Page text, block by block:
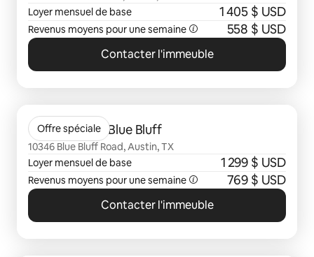
Loyer mensuel de base
1 405 $ USD
Revenus moyens pour une semaine 558 $ USD
Contacter l'immeuble
Offre spéciale
Citizen House Blue Bluff
10346 Blue Bluff Road, Austin, TX
Loyer mensuel de base
1 299 $ USD
Revenus moyens pour une semaine 769 $ USD
Contacter l'immeuble